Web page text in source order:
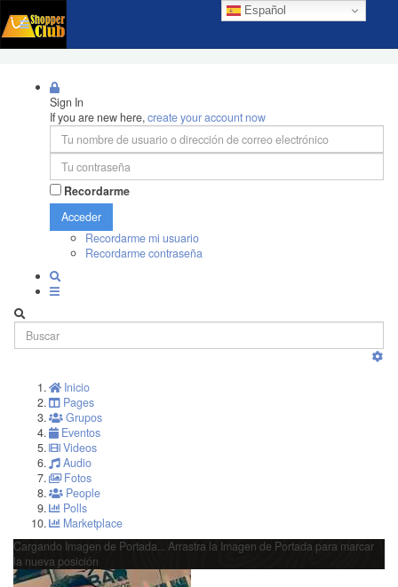
Español
Sign In
If you are new here,create your account now
Recordarme
Acceder
Recordarme mi usuario
Recordarme contraseña
Inicio
Pages
Grupos
Eventos
Videos
Audio
Fotos
People
Polls
Marketplace
Cargando Imagen de Portada...
Arrastra la Imagen de Portada para marcar
la nueva posición